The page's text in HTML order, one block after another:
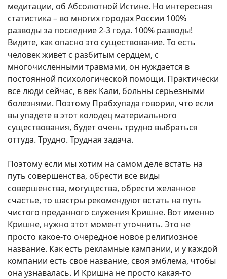
медитации, об Абсолютной Истине. Но интересная
статистика – во многих городах России 100%
разводы за последние 2-3 года. 100% разводы!
Видите, как опасно это существование. То есть
человек живет с разбитым сердцем, с
многочисленными травмами, он нуждается в
постоянной психологической помощи. Практически
все люди сейчас, в век Кали, больны серьезными
болезнями. Поэтому Прабхупада говорил, что если
вы упадете в этот колодец материального
существования, будет очень трудно выбраться
оттуда. Трудно. Трудная задача.
Поэтому если мы хотим на самом деле встать на
путь совершенства, обрести все виды
совершенства, могущества, обрести желанное
счастье, то шастры рекомендуют встать на путь
чистого преданного служения Кришне. Вот именно
Кришне, нужно этот момент уточнить. Это не
просто какое-то очередное новое религиозное
название. Как есть рекламные кампании, и у каждой
компании есть своё название, своя эмблема, чтобы
она узнавалась. И Кришна не просто какая-то